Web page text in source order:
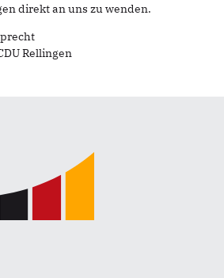
direkt an uns zu wenden.
Rellingen